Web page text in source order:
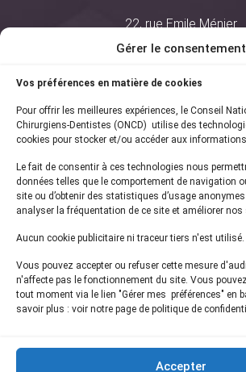
Gérer le consentement
Vos préférences en matière de cookies
Pour offrir les meilleures expériences, le Conseil
Chirurgiens-Dentistes (ONCD) utilise des
cookies pour stocker et/ou accéder aux
Le fait de consentir à ces technologies nous
données telles que le comportement de navigation
site ou d’obtenir des statistiques d’usage
analyser la fréquentation de ce site et améliorer nos
Aucun cookie publicitaire ni traceur tiers n'est utilisé.
Vous pouvez accepter ou refuser cette mesure
n'affecte pas le fonctionnement du site. Vous
tout moment via le lien "Gérer mes préférences" en
savoir plus : voir notre page de politique de
Accepter
22, rue Emile Ménier
75761 Paris Cedex 16
01 44 34 78 80
Actualités
Presse
Informations légales
Plan du site
Inscrivez-vous à notre